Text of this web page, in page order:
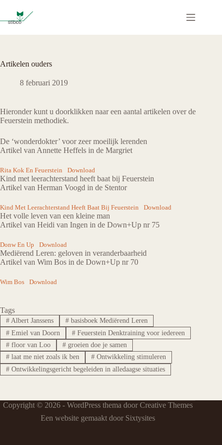
de
Artikelen ouders
8 februari 2019
Hieronder kunt u doorklikken naar een aantal artikelen over de
Feuerstein methodiek.
De ‘wonderdokter’ voor zeer moeilijk lerenden
Artikel van Annette Heffels in de Margriet
Rita Kok En Feuerstein Download
Kind met leerachterstand heeft baat bij Feuerstein
Artikel van Herman Voogd in de Stentor
Kind Met Leerachterstand Heeft Baat Bij Feuerstein Download
Het volle leven van een kleine man
Artikel van Heidi van Ingen in de Down+Up nr 75
Donw En Up Download
Mediërend Leren: geloven in veranderbaarheid
Artikel van Wim Bos in de Down+Up nr 70
Wim Bos Download
Tags
#Albert Janssens #basisboek Mediërend Leren
#Emiel van Doorn #Feuerstein Denktraining voor iedereen
#floor van Loo #groeien doe je samen
#laat me niet zoals ik ben #Ontwikkeling stimuleren
#Ontwikkelingsgericht begeleiden in alledaagse situaties
Copyright © 2026 - WordPress thema door Creative Themes
Een website gemaakt door Sixtysites